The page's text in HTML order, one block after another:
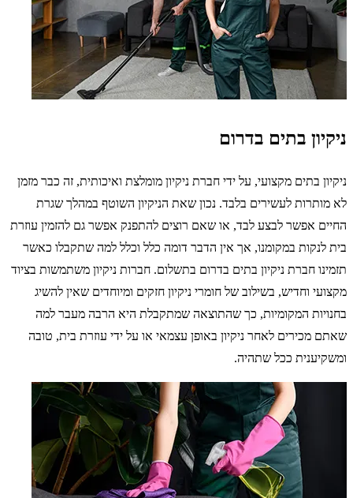
ניקיון בתים בדרום
ניקיון בתים מקצועי, על ידי חברת ניקיון מומלצת ואיכותית, זה כבר מזמן
לא מותרות לעשירים בלבד. נכון שאת הניקיון השוטף במהלך שגרת
החיים אפשר לבצע לבד, או שאם רוצים להתפנק אפשר גם להזמין עוזרת
בית לנקות במקומנו, אך אין הדבר דומה כלל וכלל למה שתקבלו כאשר
תזמינו חברת ניקיון בתים בדרום בתשלום. חברות ניקיון משתמשות בציוד
מקצועי וחדיש, בשילוב של חומרי ניקיון חזקים ומיוחדים שאין להשיג
בחנויות המקומיות, כך שהתוצאה שמתקבלת היא הרבה מעבר למה
שאתם מכירים לאחר ניקיון באופן עצמאי או על ידי עוזרת בית, טובה
ומשקיענית ככל שתהיה.